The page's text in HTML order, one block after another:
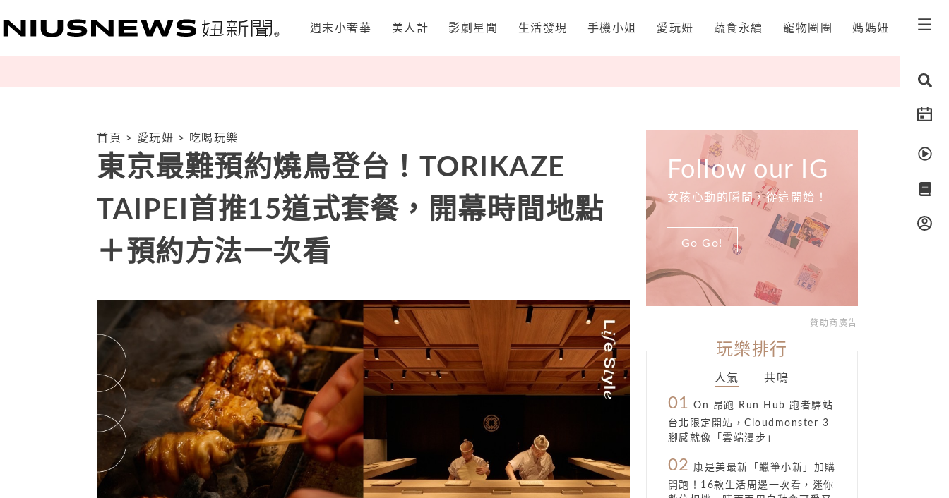
週末小奢華 美人計 影劇星聞 生活發現 手機小姐 愛玩妞 蔬食永續 寵物圈圈 媽媽妞
首頁 > 愛玩妞 > 吃喝玩樂
東京最難預約燒鳥登台！TORIKAZE
TAIPEI首推15道式套餐，開幕時間地點
＋預約方法一次看
Follow our IG
女孩心動的瞬間，從這開始！
Go Go!
贊助商廣告
玩樂排行
人氣 共鳴
01 On 昂跑 Run Hub 跑者驛站
台北限定開站，Cloudmonster 3
腳感就像「雲端漫步」
02
康是美最新「蠟筆小新」加購
開跑！16款生活周邊一次看，迷你